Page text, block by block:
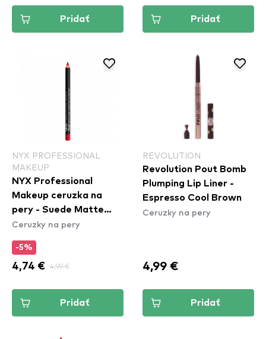
Pridať Pridať
NYX PROFESSIONAL
MAKEUP
NYX Professional
Makeup ceruzka na
pery - Suede Matte
Lipliner - Spicy
Ceruzky na pery
-5%
4,74 € 4,99 €
Pridať
REVOLUTION
Revolution Pout Bomb
Plumping Lip Liner -
Espresso Cool Brown
Ceruzky na pery
4,99 €
Pridať